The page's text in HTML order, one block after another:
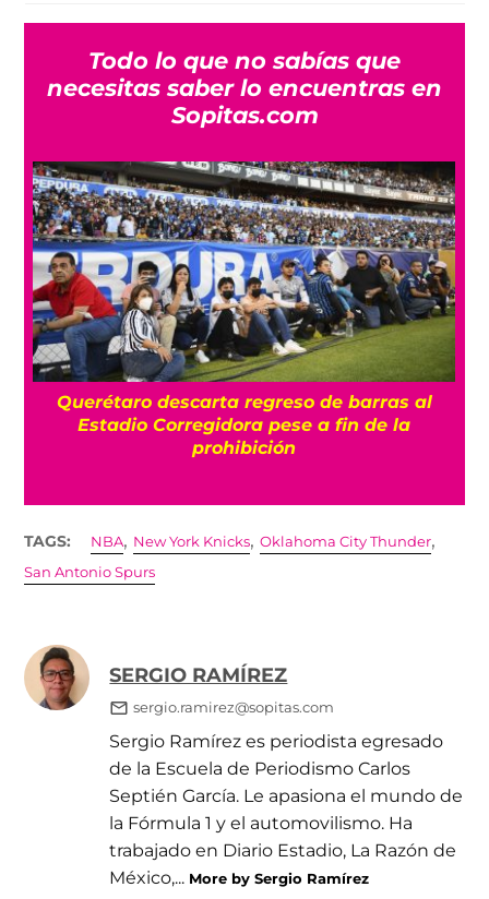
Todo lo que no sabías que
necesitas saber lo encuentras en
Sopitas.com
Querétaro descarta regreso de barras al
Estadio Corregidora pese a fin de la
prohibición
TAGS: NBA, New York Knicks,Oklahoma City Thunder,
San Antonio Spurs
SERGIO RAMÍREZ
sergio.ramirez@sopitas.com
Sergio Ramírez es periodista egresado
de la Escuela de Periodismo Carlos
Septién García. Le apasiona el mundo de
la Fórmula 1 y el automovilismo. Ha
trabajado en Diario Estadio, La Razón de
México,... More by Sergio Ramírez